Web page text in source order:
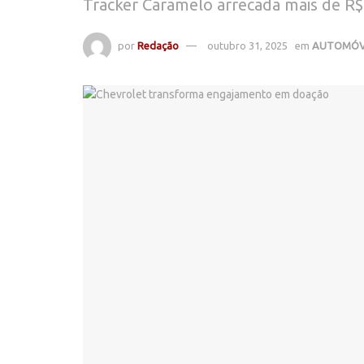
Tracker Caramelo arrecada mais de
por Redação outubro 31, 2025 em